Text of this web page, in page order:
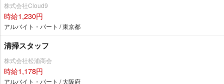
株式会社Cloud9
時給1,230円
アルバイト・パート / 東京都
清掃スタッフ
株式会社松浦商会
時給1,178円
アルバイト・パート / 大阪府